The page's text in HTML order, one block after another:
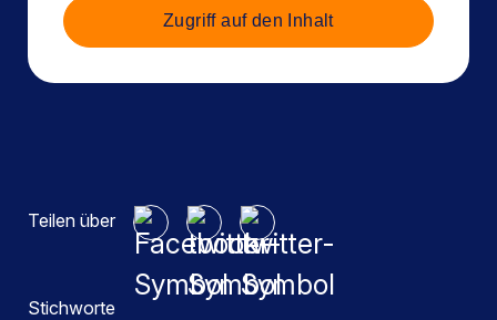
Zugriff auf den Inhalt
Teilen über
Stichworte